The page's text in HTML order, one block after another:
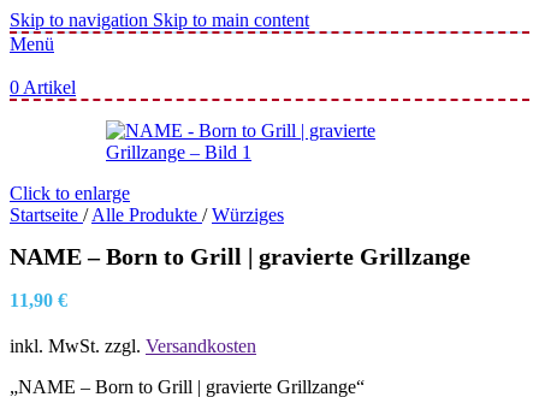
Skip to navigation Skip to main content
Menü
0 Artikel
Click to enlarge
Startseite / Alle Produkte / Würziges
NAME – Born to Grill | gravierte Grillzange
11,90 €
inkl. MwSt. zzgl. Versandkosten
„NAME – Born to Grill | gravierte Grillzange“